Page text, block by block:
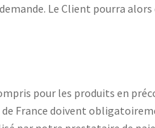
Le Client pourra
pour les produits en
France doivent